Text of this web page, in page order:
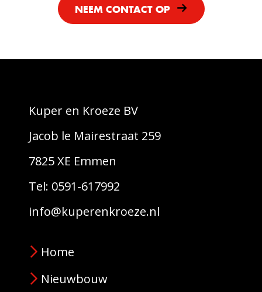
NEEM CONTACT OP
Kuper en Kroeze BV
Jacob le Mairestraat 259
7825 XE Emmen
Tel: 0591-617992
info@kuperenkroeze.nl
Home
Nieuwbouw